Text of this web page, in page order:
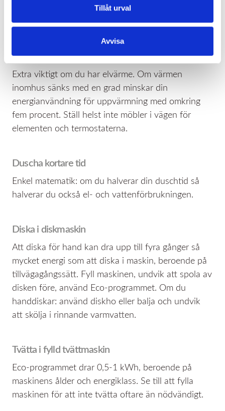
Tillåt urval
Avvisa
snåla med energin. Här kommer lite tips från
Energimyndigheten:
Sänk värmen inomhus
Extra viktigt om du har elvärme. Om värmen
inomhus sänks med en grad minskar din
energianvändning för uppvärmning med omkring
fem procent. Ställ helst inte möbler i vägen för
elementen och termostaterna.
Duscha kortare tid
Enkel matematik: om du halverar din duschtid så
halverar du också el- och vattenförbrukningen.
Diska i diskmaskin
Att diska för hand kan dra upp till fyra gånger så
mycket energi som att diska i maskin, beroende på
tillvägagångssätt. Fyll maskinen, undvik att spola av
disken före, använd Eco-programmet. Om du
handdiskar: använd diskho eller balja och undvik
att skölja i rinnande varmvatten.
Tvätta i fylld tvättmaskin
Eco-programmet drar 0,5-1 kWh, beroende på
maskinens ålder och energiklass. Se till att fylla
maskinen för att inte tvätta oftare än nödvändigt.